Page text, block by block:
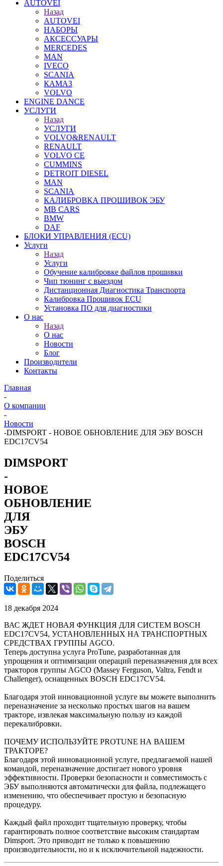
AUTOVEI
Назад
AUTOVEI
НАБОРЫ
АКСЕССУАРЫ
MERCEDES
MAN
IVECO
SCANIA
КАМАЗ
VOLVO
ENGINE DANCE
УСЛУГИ
Назад
УСЛУГИ
VOLVO&RENAULT
RENAULT
VOLVO CE
CUMMINS
DETROIT DIESEL
MAN
SCANIA
КАЛИБРОВКА ПРОШИВОК ЭБУ
MB CARS
BMW
DAF
БЛОКИ УПРАВЛЕНИЯ (ECU)
Услуги
Назад
Услуги
Обучение калибровке файлов прошивки
Чип тюнинг с выездом
Дистанционная Диагностика Транспорта
Калибровка Прошивок ECU
Установка ПО для диагностики
О нас
Назад
О нас
Новости
Блог
Производители
Контакты
Главная
-
О компании
-
Новости
-DIMSPORT - НОВОЕ ОБНОВЛЕНИЕ ДЛЯ ЭБУ BOSCH
EDC17CV54
DIMSPORT
-
НОВОЕ
ОБНОВЛЕНИЕ
ДЛЯ
ЭБУ
BOSCH
EDC17CV54
Поделиться
18 декабря 2024
ВАС ЖДЕТ НОВАЯ ФУНКЦИЯ ДЛЯ СИСТЕМ BOSCH
EDC17CV54, УСТАНОВЛЕННЫХ НА ТРАНСПОРТНЫХ
СРЕДСТВАХ ГРУППЫ AGCO.
Теперь доступна услуга ProTune, разработанная для
упрощения и оптимизации операций переназначения для всех
тракторов группы AGCO (Massey Ferguson, Valtra, Fendt и
Challenger), оснащенных BOSCH EDC17CV54.
Благодаря этой инновационной услуге вы можете выполнить
переназначение за несколько простых шагов на вашем
тракторе, извлекая максимальную пользу из каждой
перекалибровки.
ПОЧЕМУ ИСПОЛЬЗУЙТЕ PROTUNE НА ВАШЕМ
ТРАКТОРЕ?
Благодаря этой инновационной услуге, предлагаемой нашей
командой, переназначение достигает нового уровня
эффективности. Проверки безопасности и совместимость с
ЭБУ выполняются автоматически для файла, подлежащего
изменению, что обеспечивает простую и безопасную
процедуру.
Каждый файл проходит тщательную проверку, чтобы
гарантировать полное соответствие высоким стандартам
Dimsport. Это приводит не только к повышению
производительности, но и к исключительной надежности.